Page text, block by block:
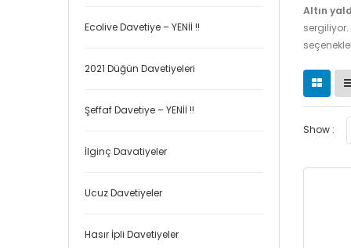
Ecolive Davetiye – YENİİ !!
2021 Düğün Davetiyeleri
Şeffaf Davetiye – YENİİ !!
İlginç Davatiyeler
Ucuz Davetiyeler
Hasır İpli Davetiyeler
Altın
sergiliyor.
Show :